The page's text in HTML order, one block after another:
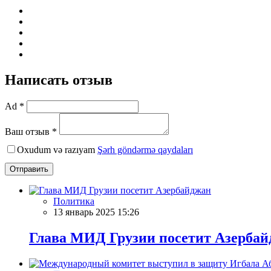
Написать отзыв
Ad *
Ваш отзыв *
Oxudum və razıyam Şərh göndərmə qaydaları
Отправить
Политика
13 январь 2025 15:26
Глава МИД Грузии посетит